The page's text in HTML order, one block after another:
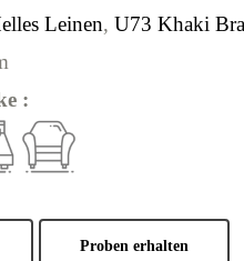
Leinen,U73 Khaki
:
Proben erhalten